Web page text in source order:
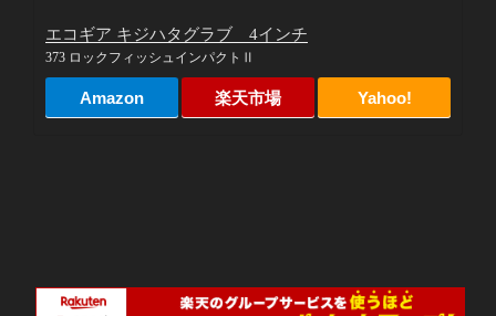
エコギア キジハタグラブ 4インチ
373 ロックフィッシュインパクトⅡ
Amazon 楽天市場 Yahoo!